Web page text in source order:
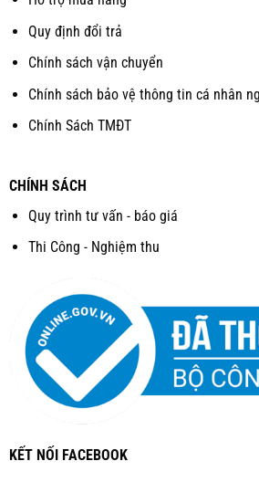
Quy định đổi trả
Chính sách vận chuyển
Chính sách bảo vệ thông tin cá nhân
Chính Sách TMĐT
CHÍNH SÁCH
Quy trình tư vấn - báo giá
Thi Công - Nghiệm thu
KẾT NỐI FACEBOOK